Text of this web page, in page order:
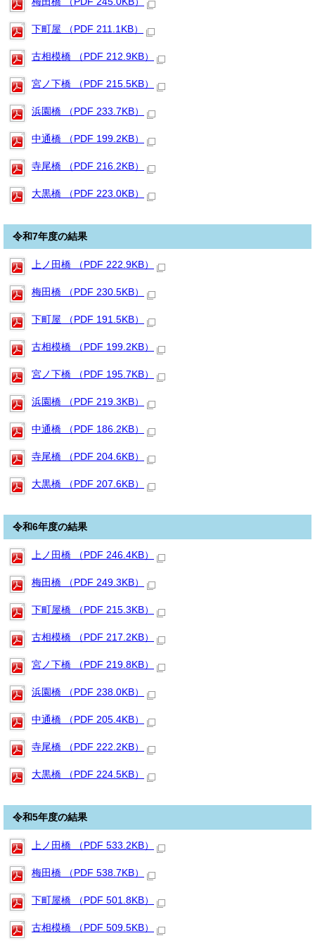
下町屋 （PDF 211.1KB）
古相模橋 （PDF 212.9KB）
宮ノ下橋 （PDF 215.5KB）
浜園橋 （PDF 233.7KB）
中通橋 （PDF 199.2KB）
寺尾橋 （PDF 216.2KB）
大黒橋 （PDF 223.0KB）
令和7年度の結果
上ノ田橋 （PDF 222.9KB）
梅田橋 （PDF 230.5KB）
下町屋 （PDF 191.5KB）
古相模橋 （PDF 199.2KB）
宮ノ下橋 （PDF 195.7KB）
浜園橋 （PDF 219.3KB）
中通橋 （PDF 186.2KB）
寺尾橋 （PDF 204.6KB）
大黒橋 （PDF 207.6KB）
令和6年度の結果
上ノ田橋 （PDF 246.4KB）
梅田橋 （PDF 249.3KB）
下町屋橋 （PDF 215.3KB）
古相模橋 （PDF 217.2KB）
宮ノ下橋 （PDF 219.8KB）
浜園橋 （PDF 238.0KB）
中通橋 （PDF 205.4KB）
寺尾橋 （PDF 222.2KB）
大黒橋 （PDF 224.5KB）
令和5年度の結果
上ノ田橋 （PDF 533.2KB）
梅田橋 （PDF 538.7KB）
下町屋橋 （PDF 501.8KB）
古相模橋 （PDF 509.5KB）